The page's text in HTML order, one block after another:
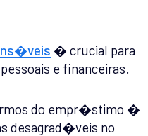
� crucial para
e financeiras.
do empr�stimo �
desagrad�veis no